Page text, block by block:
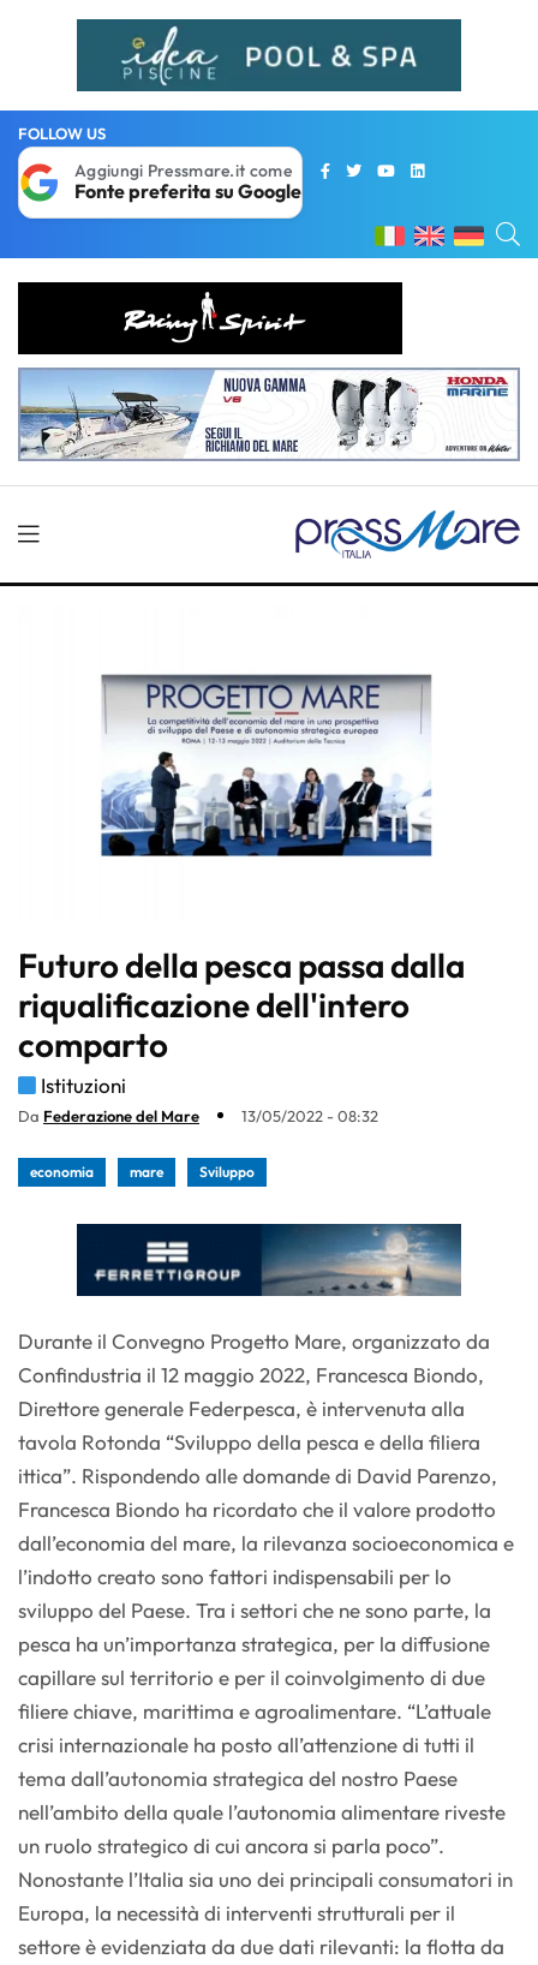
FOLLOW US
Aggiungi Pressmare.it come
Fonte preferita su Google
Futuro della pesca passa dalla
riqualificazione dell'intero
comparto
Istituzioni
Da Federazione del Mare 13/05/2022 - 08:32
economia mare Sviluppo
Durante il Convegno Progetto Mare, organizzato da
Confindustria il 12 maggio 2022, Francesca Biondo,
Direttore generale Federpesca, è intervenuta alla
tavola Rotonda “Sviluppo della pesca e della filiera
ittica”. Rispondendo alle domande di David Parenzo,
Francesca Biondo ha ricordato che il valore prodotto
dall’economia del mare, la rilevanza socioeconomica e
l’indotto creato sono fattori indispensabili per lo
sviluppo del Paese. Tra i settori che ne sono parte, la
pesca ha un’importanza strategica, per la diffusione
capillare sul territorio e per il coinvolgimento di due
filiere chiave, marittima e agroalimentare. “L’attuale
crisi internazionale ha posto all’attenzione di tutti il
tema dall’autonomia strategica del nostro Paese
nell’ambito della quale l’autonomia alimentare riveste
un ruolo strategico di cui ancora si parla poco”.
Nonostante l’Italia sia uno dei principali consumatori in
Europa, la necessità di interventi strutturali per il
settore è evidenziata da due dati rilevanti: la flotta da